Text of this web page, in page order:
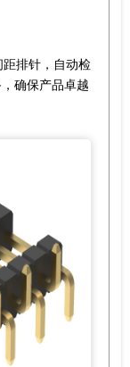
距排针，自动检
确保产品卓越